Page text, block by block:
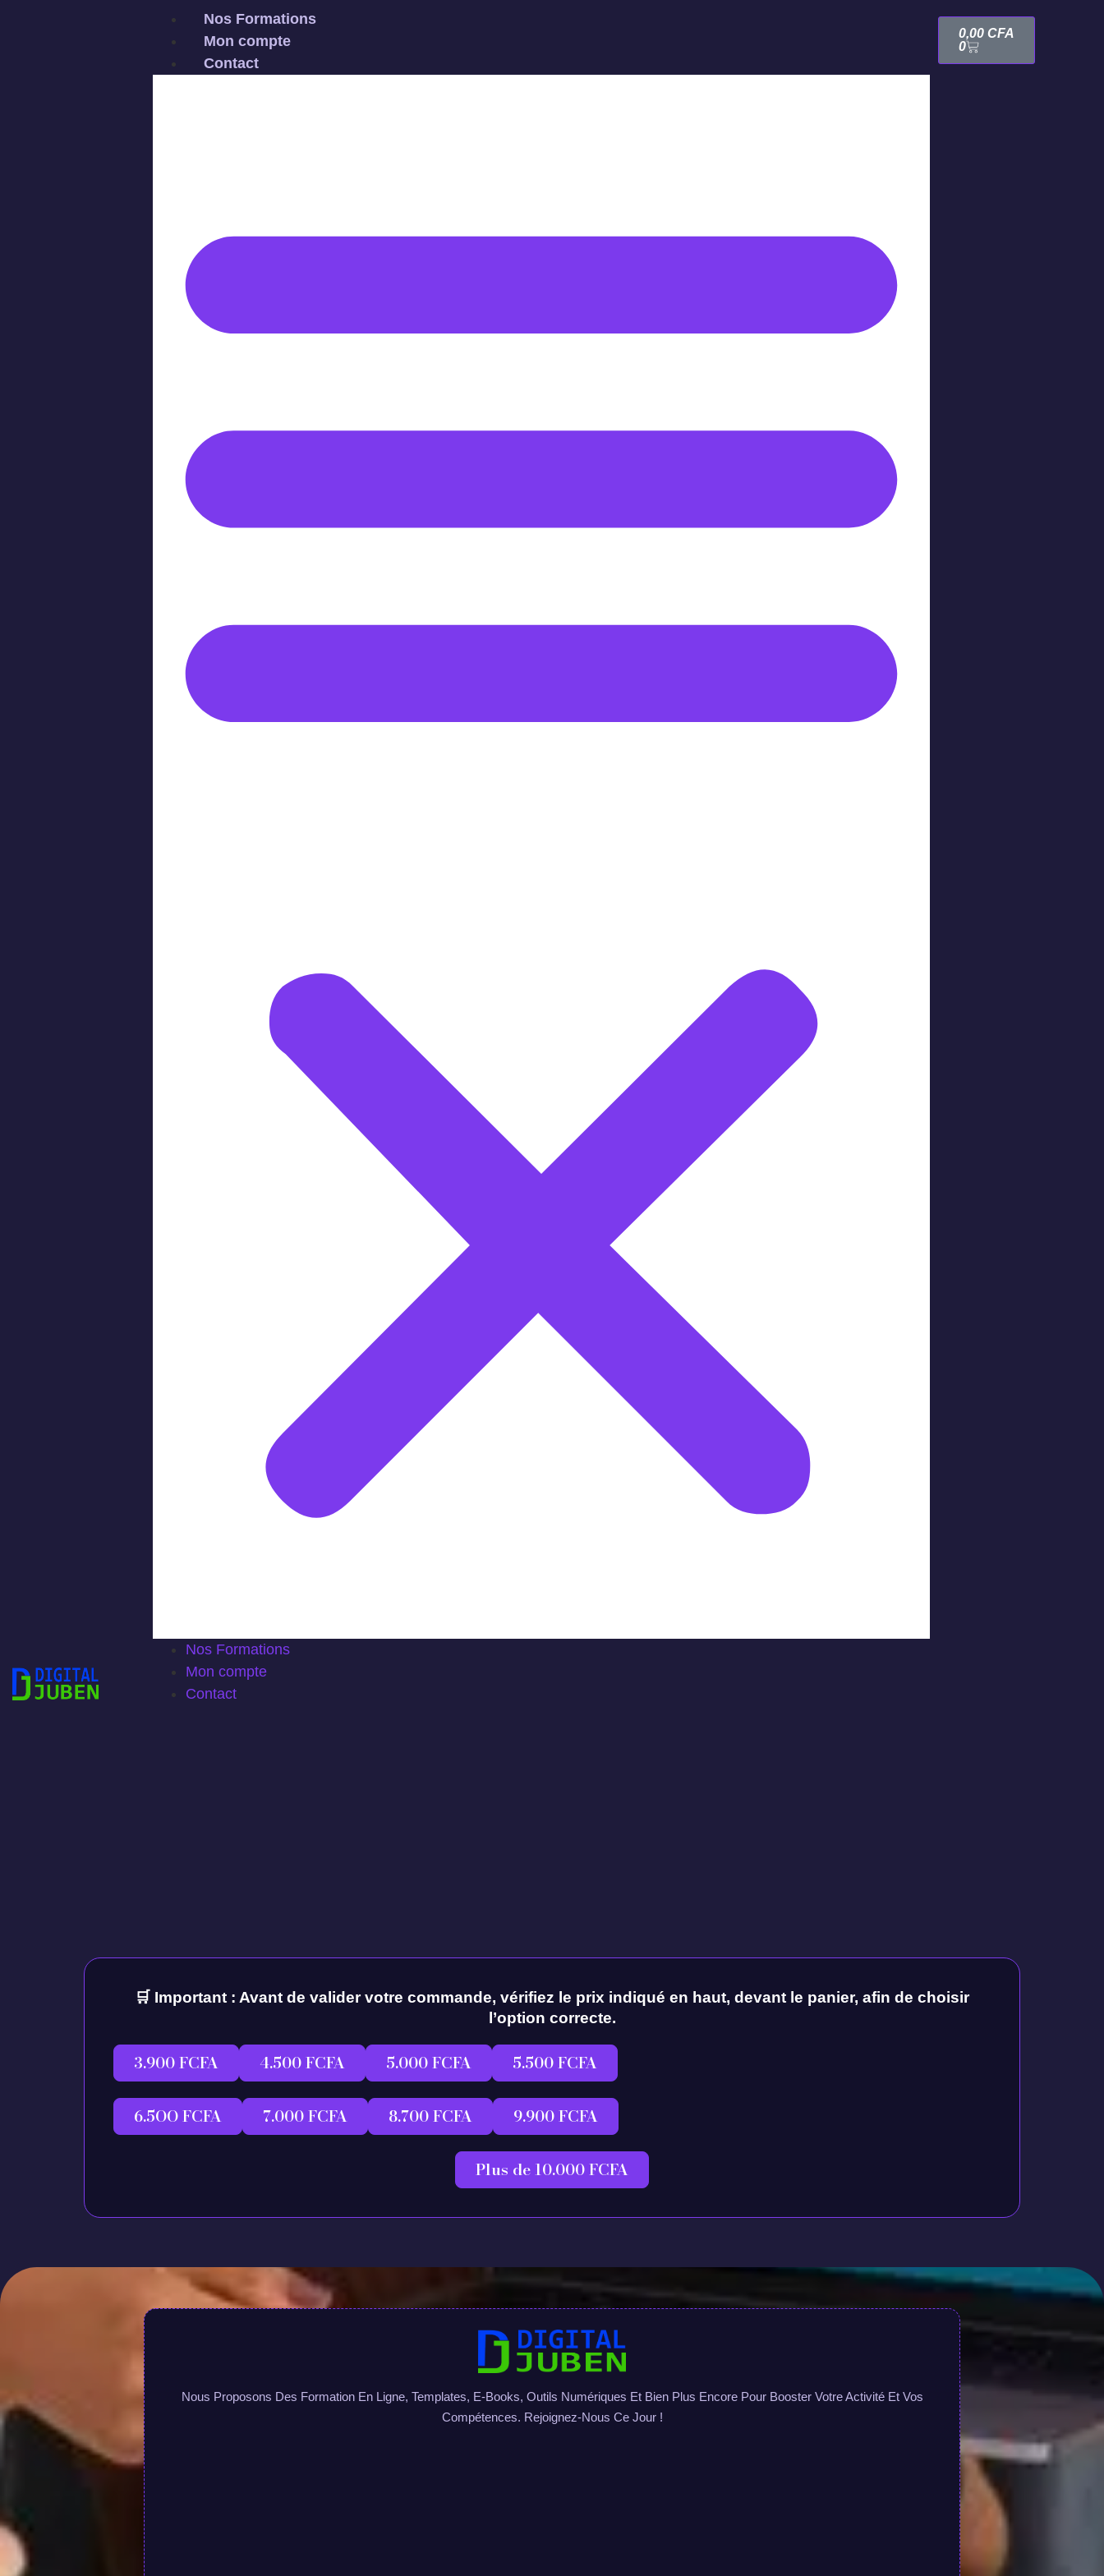
Nos Formations
Mon compte
Contact
Nos Formations
Mon compte
Contact
0,00 CFA
0
🛒 Important : Avant de valider votre commande, vérifiez le prix indiqué en haut, devant le panier, afin de choisir
l’option correcte.
3.900 FCFA 4.500 FCFA 5.000 FCFA 5.500 FCFA
6.5OO FCFA 7.000 FCFA 8.700 FCFA 9.900 FCFA
Plus de 10.000 FCFA
Nous Proposons Des Formation En Ligne, Templates, E-Books, Outils Numériques Et Bien Plus Encore Pour Booster Votre Activité Et Vos
Compétences. Rejoignez-Nous Ce Jour !